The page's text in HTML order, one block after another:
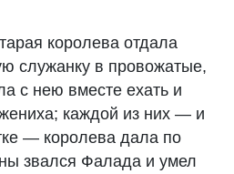
королева отдала
служанку в провожатые,
с нею вместе ехать и
каждой из них — и
— королева дала по
звался Фалада и умел